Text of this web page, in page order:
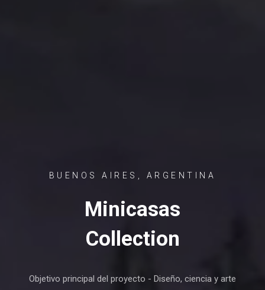
BUENOS AIRES, ARGENTINA
Minicasas
Collection
Objetivo principal del proyecto - Diseño, ciencia y arte